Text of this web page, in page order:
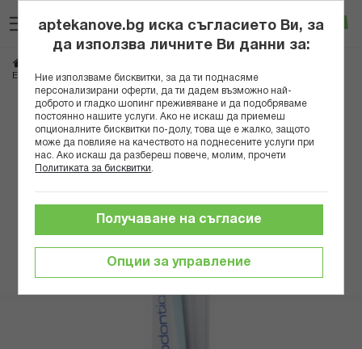
към
съдържанието
Вход
ЕЛГИДИУМ ЧЕТКА ЗА ЗЪБИ ОРТОДОНТИКС КЛИНИК МЕДИУМ B
Преминете
края
aptekanove.bg иска съгласието Ви, за
да използва личните Ви данни за:
Ние използваме бисквитки, за да ти поднасяме
персонализирани оферти, да ти дадем възможно най-
доброто и гладко шопинг преживяване и да подобряваме
постоянно нашите услуги. Ако не искаш да приемеш
опционалните бисквитки по-долу, това ще е жалко, защото
може да повлияе на качеството на поднесените услуги при
нас. Ако искаш да разбереш повече, молим, прочети
Политиката за бисквитки
Опции за управление
Получаване на съгласие